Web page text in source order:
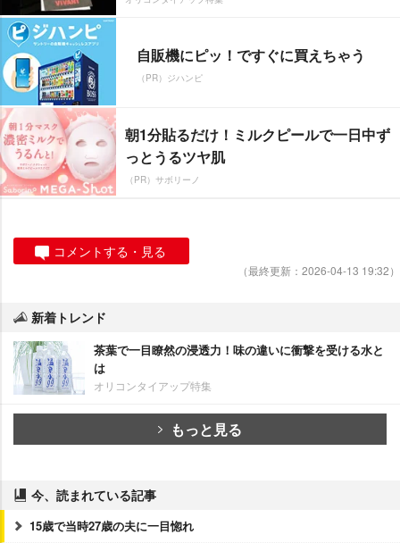
自販機にピッ！ですぐに買えちゃう
（PR）ジハンピ
朝1分貼るだけ！ミルクピールで一日中ず
っとうるツヤ肌
（PR）サボリーノ
コメントする・見る
（最終更新：2026-04-13 19:32）
新着トレンド
茶葉で一目瞭然の浸透力！味の違いに衝撃を受ける水と
は
オリコンタイアップ特集
もっと見る
今、読まれている記事
15歳で当時27歳の夫に一目惚れ